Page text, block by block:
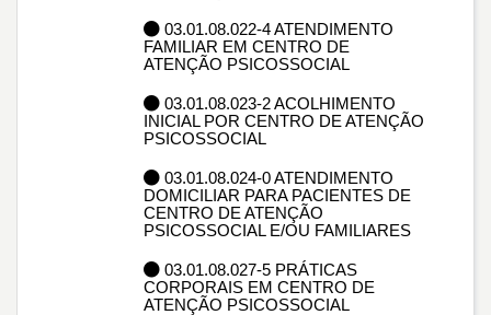
03.01.08.022-4 ATENDIMENTO
FAMILIAR EM CENTRO DE
ATENÇÃO PSICOSSOCIAL
03.01.08.023-2 ACOLHIMENTO
INICIAL POR CENTRO DE ATENÇÃO
PSICOSSOCIAL
03.01.08.024-0 ATENDIMENTO
DOMICILIAR PARA PACIENTES DE
CENTRO DE ATENÇÃO
PSICOSSOCIAL E/OU FAMILIARES
03.01.08.027-5 PRÁTICAS
CORPORAIS EM CENTRO DE
ATENÇÃO PSICOSSOCIAL